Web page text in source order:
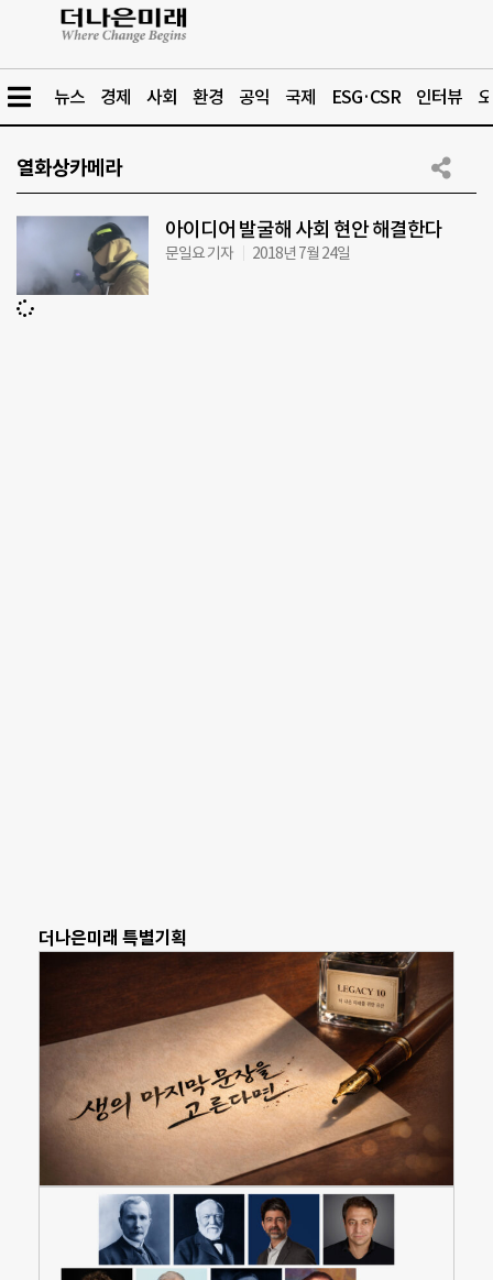
뉴스 경제 사회 환경 공익 국제 ESG·CSR 인터뷰
열화상카메라
아이디어 발굴해 사회 현안 해결한다
문일요 기자 2018년 7월 24일
더나은미래 특별기획